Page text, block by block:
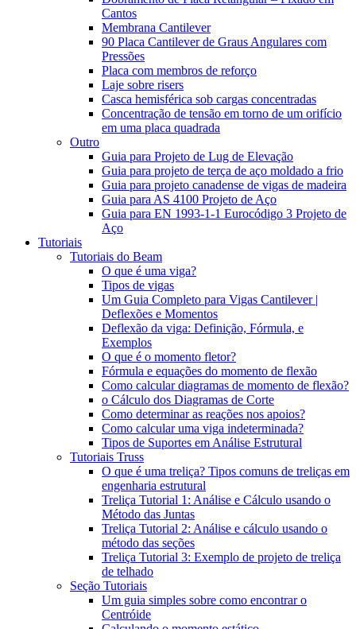
Cantos
Membrana Cantilever
90 Placa Cantilever de Graus Angulares com
Pressões
Placa com membros de reforço
Laje sobre risers
Casca hemisférica sob cargas concentradas
Concentração de tensão em torno de um orifício
em uma placa quadrada
Outro
Guia para Projeto de Lug de Elevação
Guia para projeto de terça de aço moldado a frio
Guia para projeto canadense de vigas de madeira
Guia para AS 4100 Projeto de Aço
Guia para EN 1993-1-1 Eurocódigo 3 Projeto de
Aço
Tutoriais
Tutoriais do Beam
O que é uma viga?
Tipos de vigas
Um Guia Completo para Vigas Cantilever |
Deflexões e Momentos
Deflexão da viga: Definição, Fórmula, e
Exemplos
O que é o momento fletor?
Fórmula e equações do momento de flexão
Como calcular diagramas de momento de flexão?
o Cálculo dos Diagramas de Corte
Como determinar as reações nos apoios?
Como calcular uma viga indeterminada?
Tipos de Suportes em Análise Estrutural
Tutoriais Truss
O que é uma treliça? Tipos comuns de treliças em
engenharia estrutural
Treliça Tutorial 1: Análise e Cálculo usando o
Método das Juntas
Treliça Tutorial 2: Análise e cálculo usando o
método das seções
Treliça Tutorial 3: Exemplo de projeto de treliça
de telhado
Seção Tutoriais
Um guia simples sobre como encontrar o
Centróide